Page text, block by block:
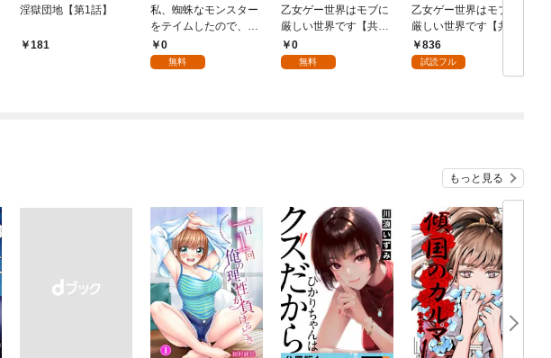
淫獄団地【第1話】
181
私、蜘蛛なモンスター
をテイムしたので、ス
パイダーシルクで裁縫
を頑張ります！【分冊
0
無料
乙女ゲー世界はモブに
厳しい世界です【共和
国編】【分冊版】 1
0
無料
乙女ゲー世界はモブに
厳しい世界です【共和
国編】 ０１
836
試読フル
もっと見る